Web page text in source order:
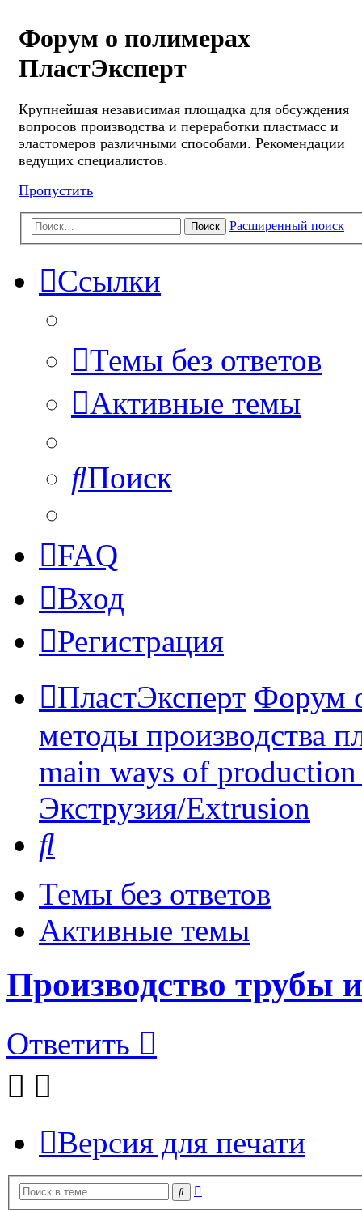
Форум о полимерах
ПластЭксперт
Крупнейшая независимая площадка для обсуждения
вопросов производства и переработки пластмасс и
эластомеров различными способами. Рекомендации
ведущих специалистов.
Пропустить
Поиск Расширенный поиск
Ссылки
Темы без ответов
Активные темы
Поиск
FAQ
Вход
Регистрация
ПластЭксперт Форум
методы производства
main ways of
Экструзия/Extrusion
Темы без ответов
Активные темы
Производство трубы
Ответить
Версия для печати
Поиск